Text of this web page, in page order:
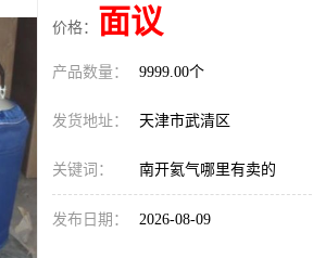
价格： 面议
产品数量： 9999.00个
发货地址： 天津市武清区
关键词： 南开氦气哪里有卖的
发布日期： 2026-08-09